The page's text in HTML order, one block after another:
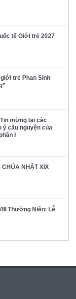
tế Giới trẻ 2027
trẻ Phan Sinh
mừng tại các
ý cầu nguyện của
I
NHẬT XIX
Thường Niên: Lễ